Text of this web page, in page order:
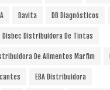
Davita DB Diagnósticos
Disbec Distribuidora De Tintas
De Alimentos Marfim
EBA Distribuidora